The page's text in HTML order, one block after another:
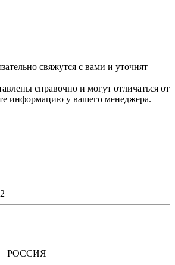
свяжутся с вами и уточнят
справочно и могут отличаться от
информацию у вашего менеджера.
РОССИЯ